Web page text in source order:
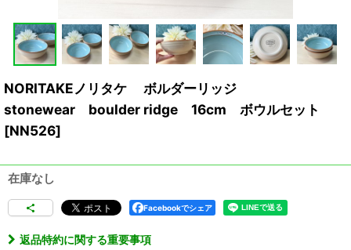
NORITAKEノリタケ ボルダーリッジ
stonewear boulder ridge 16cm ボウルセット
[NN526]
在庫なし
Facebookでシェア
返品特約に関する重要事項